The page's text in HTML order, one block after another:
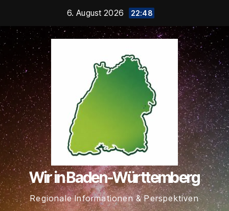
springen
6. August 2026 22:48
Wir in Baden-Württemberg
Regionale Informationen & Perspektiven